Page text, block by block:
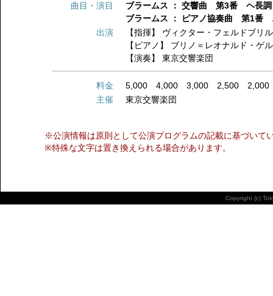
曲目・演目
ブラームス ： 交響曲 第3番 ヘ長
ブラームス ： ピアノ協奏曲 第1
出演
【指揮】 ヴィクター・フェルドブリル
【ピアノ】 ブリノ＝レオナルド・ゲ
【演奏】東京交響楽団
料金
5,000 4,000 3,000 2,500 2,000
主催
東京交響楽団
※公演情報は原則として公演プログラムの記載に基づいて
※特殊な文字は置き換えられる場合があります。
Copyright (c)